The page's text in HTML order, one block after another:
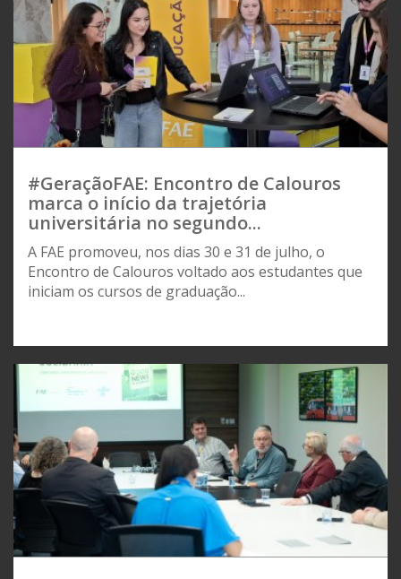
#GeraçãoFAE: Encontro de Calouros
marca o início da trajetória
universitária no segundo...
A FAE promoveu, nos dias 30 e 31 de julho, o
Encontro de Calouros voltado aos estudantes que
iniciam os cursos de graduação...